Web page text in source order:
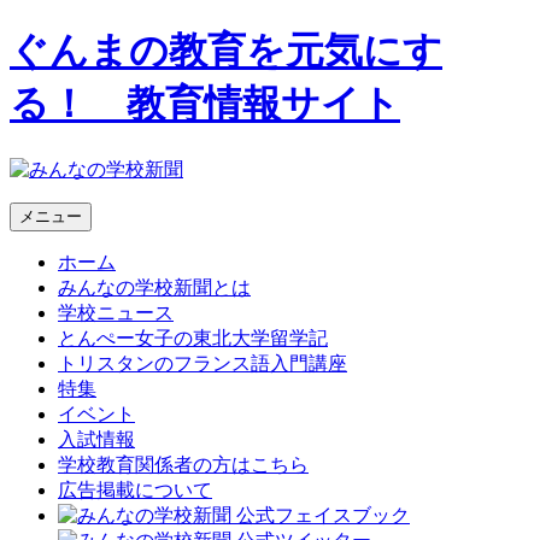
ぐんまの教育を元気にす
る！ 教育情報サイト
メニュー
ホーム
みんなの学校新聞とは
学校ニュース
とんぺー女子の東北大学留学記
トリスタンのフランス語入門講座
特集
イベント
入試情報
学校教育関係者の方はこちら
広告掲載について